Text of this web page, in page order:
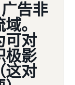
广告非
。
可对
极影
这对